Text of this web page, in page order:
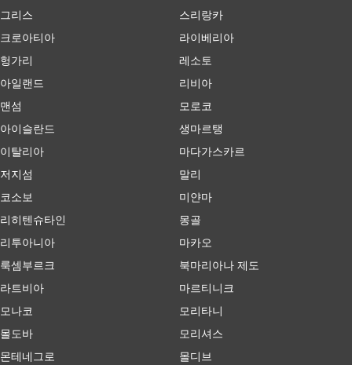
그리스
크로아티아
헝가리
아일랜드
맨섬
아이슬란드
이탈리아
저지섬
코소보
리히텐슈타인
리투아니아
룩셈부르크
라트비아
모나코
몰도바
몬테네그로
스리랑카
라이베리아
레소토
리비아
모로코
생마르탱
마다가스카르
말리
미얀마
몽골
마카오
북마리아나 제도
마르티니크
모리타니
모리셔스
몰디브